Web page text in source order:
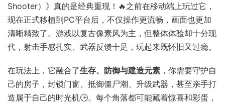
Shooter）》真的是经典重现！🔥之前在移动端上玩过它，
现在正式移植到PC平台后，不仅操作更流畅，画面也更加
清晰精致了。游戏以复古像素风为主，但整体体验却十分现
代，射击手感扎实、武器反馈十足，玩起来既怀旧又过瘾。
在玩法上，它融合了生存、防御与建造元素 ，你需要守护自
己的房子，封锁门窗、抵御僵尸潮、升级武器，甚至亲手打
造属于自己的时光机🕒。每个角落都可能藏着惊喜和彩蛋，